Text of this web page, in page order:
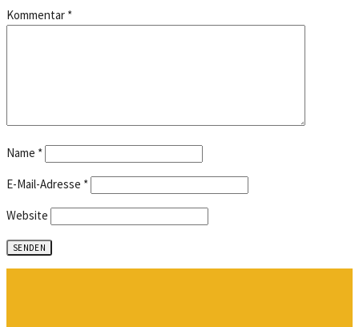
Kommentar *
Name *
E-Mail-Adresse *
Website